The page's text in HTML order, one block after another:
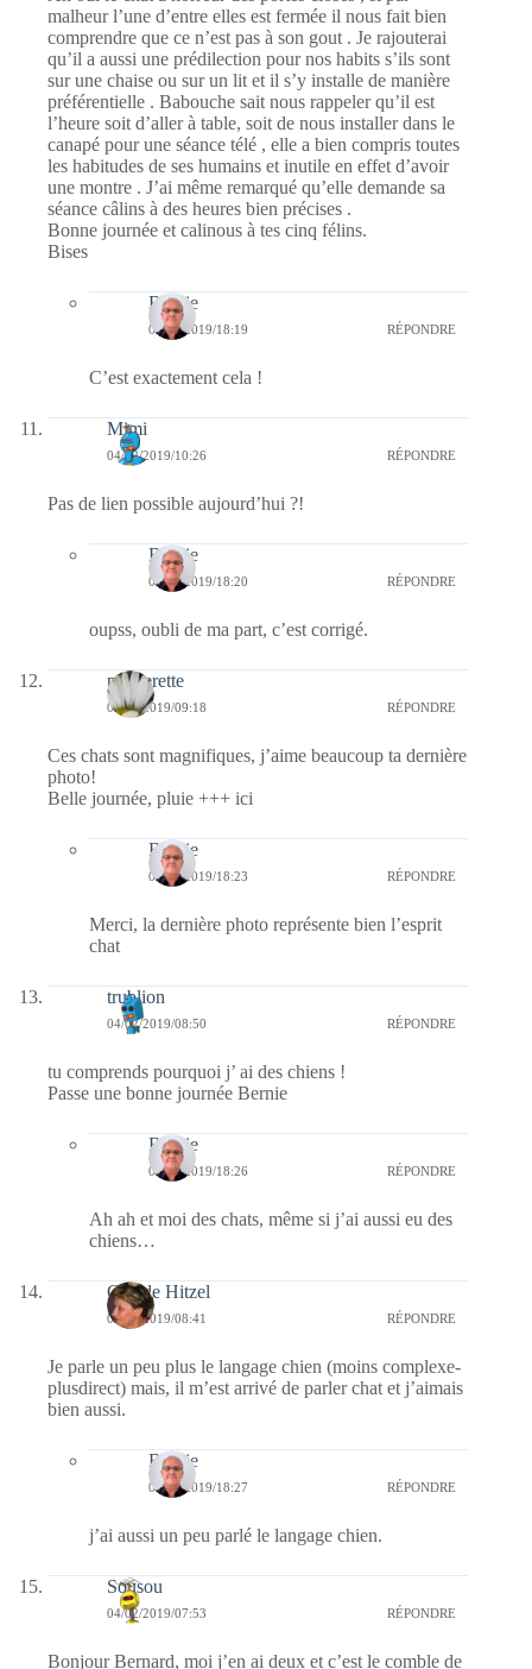
malheur l’une d’entre elles est fermée il nous fait bien
comprendre que ce n’est pas à son gout . Je rajouterai
qu’il a aussi une prédilection pour nos habits s’ils sont
sur une chaise ou sur un lit et il s’y installe de manière
préférentielle . Babouche sait nous rappeler qu’il est
l’heure soit d’aller à table, soit de nous installer dans le
canapé pour une séance télé , elle a bien compris toutes
les habitudes de ses humains et inutile en effet d’avoir
une montre . J’ai même remarqué qu’elle demande sa
séance câlins à des heures bien précises .
Bonne journée et calinous à tes cinq félins.
Bises
Bernie
04/02/2019/18:19 RÉPONDRE
C’est exactement cela !
Mimi
04/02/2019/10:26 RÉPONDRE
Pas de lien possible aujourd’hui ?!
Bernie
04/02/2019/18:20 RÉPONDRE
oupss, oubli de ma part, c’est corrigé.
paquerette
04/02/2019/09:18 RÉPONDRE
Ces chats sont magnifiques, j’aime beaucoup ta dernière
photo!
Belle journée, pluie +++ ici
Bernie
04/02/2019/18:23 RÉPONDRE
Merci, la dernière photo représente bien l’esprit
chat
trublion
04/02/2019/08:50 RÉPONDRE
tu comprends pourquoi j’ ai des chiens !
Passe une bonne journée Bernie
Bernie
04/02/2019/18:26 RÉPONDRE
Ah ah et moi des chats, même si j’ai aussi eu des
chiens…
Claude Hitzel
04/02/2019/08:41 RÉPONDRE
Je parle un peu plus le langage chien (moins complexe-
plusdirect) mais, il m’est arrivé de parler chat et j’aimais
bien aussi.
Bernie
04/02/2019/18:27 RÉPONDRE
j’ai aussi un peu parlé le langage chien.
Sousou
04/02/2019/07:53 RÉPONDRE
Bonjour Bernard, moi j’en ai deux et c’est le comble de